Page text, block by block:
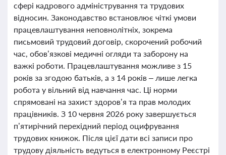
сфері кадрового адміністрування та трудових
відносин. Законодавство встановлює чіткі умови
працевлаштування неповнолітніх, зокрема
письмовий трудовий договір, скорочений робочий
час, обов’язкові медичні огляди та заборону на
важкі роботи. Працевлаштування можливе з 15
років за згодою батьків, а з 14 років – лише легка
робота у вільний від навчання час. Ці норми
спрямовані на захист здоров’я та прав молодих
працівників. З 10 червня 2026 року завершується
п’ятирічний перехідний період оцифрування
трудових книжок. Після цієї дати всі записи про
трудову діяльність ведуться в електронному Реєстрі